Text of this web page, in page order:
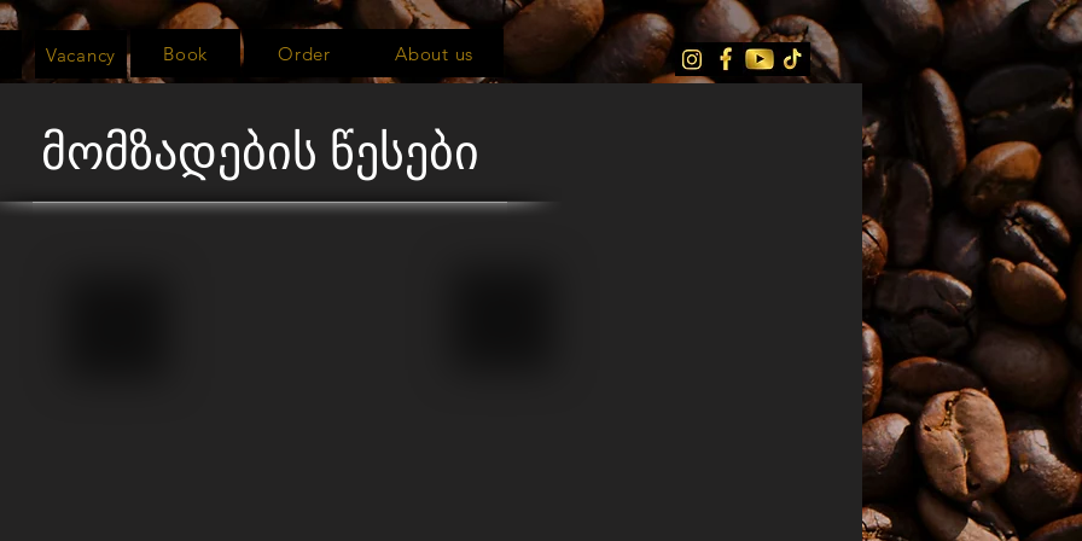
Vacancy Book Order About us
მომზადების წესები